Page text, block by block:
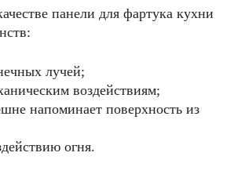
панели для фартука кухни
лучей;
воздействиям;
напоминает поверхность из
огня.